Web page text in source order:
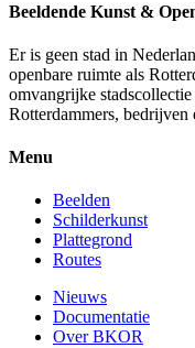
Beeldende Kunst &
Er is geen stad in
openbare ruimte als
omvangrijke
Rotterdammers, bedrijven
Menu
Beelden
Schilderkunst
Plattegrond
Routes
Nieuws
Documentatie
Over BKOR